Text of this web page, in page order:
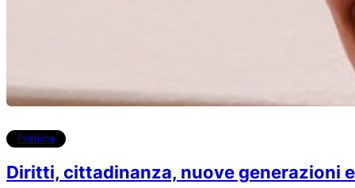
Politiche
Diritti, cittadinanza, nuove generazioni